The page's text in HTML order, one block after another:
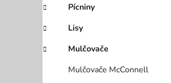
Pícniny
Lisy
Mulčovače
Mulčovače McConnell